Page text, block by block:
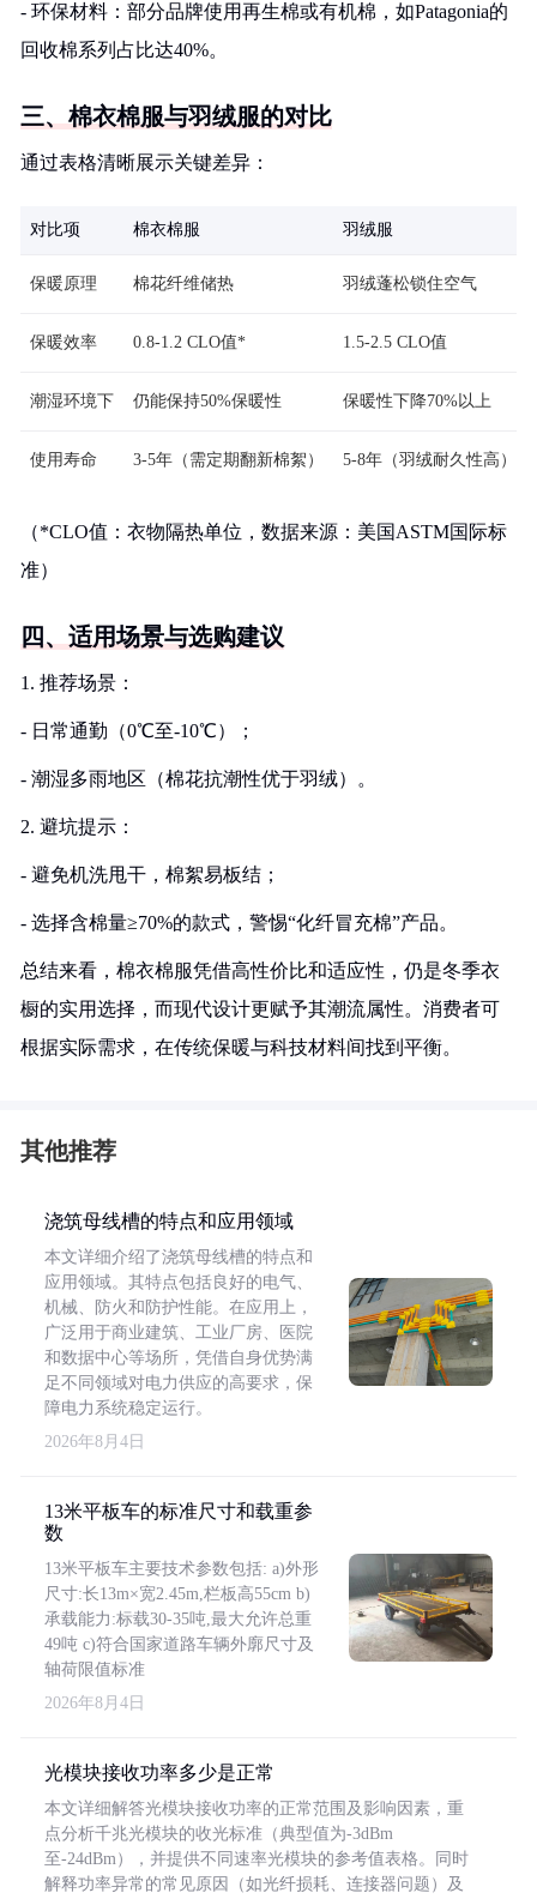
- 环保材料：部分品牌使用再生棉或有机棉，如Patagonia的
回收棉系列占比达40%。
三、棉衣棉服与羽绒服的对比
通过表格清晰展示关键差异：
对比项 棉衣棉服 羽绒服
保暖原理 棉花纤维储热 羽绒蓬松锁住空气
保暖效率 0.8-1.2 CLO值* 1.5-2.5 CLO值
潮湿环境下 仍能保持50%保暖性 保暖性下降70%以上
使用寿命 3-5年（需定期翻新棉絮） 5-8年（羽绒耐久性高）
（*CLO值：衣物隔热单位，数据来源：美国ASTM国际标
准）
四、适用场景与选购建议
1. 推荐场景：
- 日常通勤（0℃至-10℃）；
- 潮湿多雨地区（棉花抗潮性优于羽绒）。
2. 避坑提示：
- 避免机洗甩干，棉絮易板结；
- 选择含棉量≥70%的款式，警惕“化纤冒充棉”产品。
总结来看，棉衣棉服凭借高性价比和适应性，仍是冬季衣
橱的实用选择，而现代设计更赋予其潮流属性。消费者可
根据实际需求，在传统保暖与科技材料间找到平衡。
其他推荐
浇筑母线槽的特点和应用领域
本文详细介绍了浇筑母线槽的特点和
应用领域。其特点包括良好的电气、
机械、防火和防护性能。在应用上，
广泛用于商业建筑、工业厂房、医院
和数据中心等场所，凭借自身优势满
足不同领域对电力供应的高要求，保
障电力系统稳定运行。
2026年8月4日
13米平板车的标准尺寸和载重参
数
13米平板车主要技术参数包括: a)外形
尺寸:长13m×宽2.45m,栏板高55cm b)
承载能力:标载30-35吨,最大允许总重
49吨 c)符合国家道路车辆外廓尺寸及
轴荷限值标准
2026年8月4日
光模块接收功率多少是正常
本文详细解答光模块接收功率的正常范围及影响因素，重
点分析千兆光模块的收光标准（典型值为-3dBm
至-24dBm），并提供不同速率光模块的参考值表格。同时
解释功率异常的常见原因（如光纤损耗、连接器问题）及